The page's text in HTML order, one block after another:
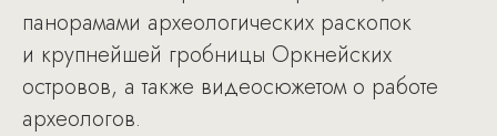
панорамами археологических раскопок
и крупнейшей гробницы Оркнейских
островов, а также видеосюжетом о работе
археологов.